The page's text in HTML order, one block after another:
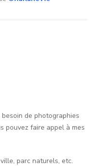
de photographies
pouvez faire appel à mes
parc naturels, etc.